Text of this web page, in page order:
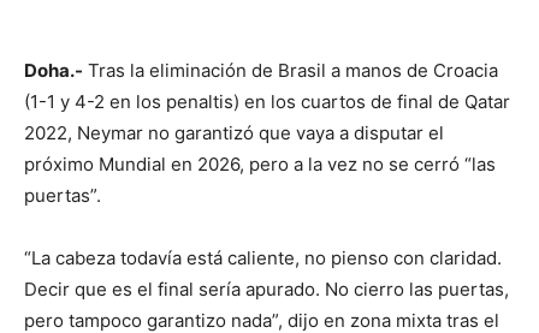
Doha.- Tras la eliminación de Brasil a manos de Croacia
(1-1 y 4-2 en los penaltis) en los cuartos de final de Qatar
2022, Neymar no garantizó que vaya a disputar el
próximo Mundial en 2026, pero a la vez no se cerró “las
puertas”.
“La cabeza todavía está caliente, no pienso con claridad.
Decir que es el final sería apurado. No cierro las puertas,
pero tampoco garantizo nada”, dijo en zona mixta tras el